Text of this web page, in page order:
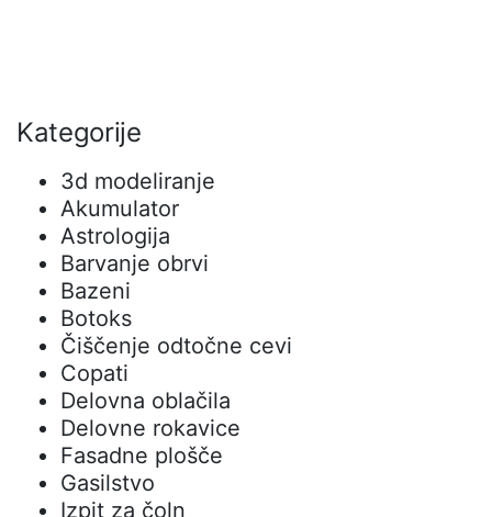
Kategorije
3d modeliranje
Akumulator
Astrologija
Barvanje obrvi
Bazeni
Botoks
Čiščenje odtočne cevi
Copati
Delovna oblačila
Delovne rokavice
Fasadne plošče
Gasilstvo
Izpit za čoln